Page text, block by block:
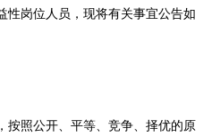
性岗位人员，现将有关事宜公告如
照公开、平等、竞争、择优的原